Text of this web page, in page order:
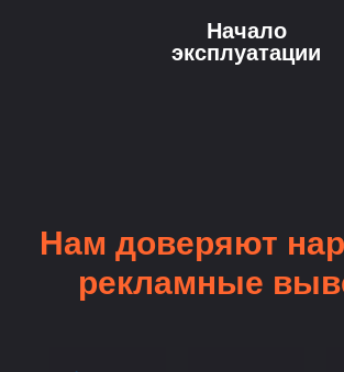
Начало
эксплуатации
Нам доверяют
рекламные